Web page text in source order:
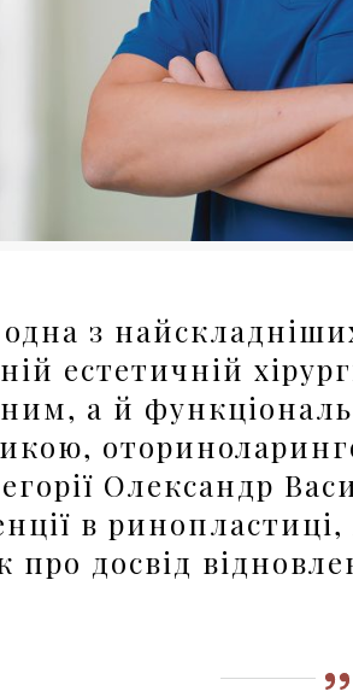
з
естетичній
а й
Олександр
в
досвід